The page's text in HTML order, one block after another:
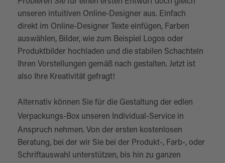
unseren intuitiven Online-Designer aus. Einfach
direkt im Online-Designer Texte einfügen, Farben
auswählen, Bilder, wie zum Beispiel Logos oder
Produktbilder hochladen und die stabilen Schachteln
Ihren Vorstellungen gemäß nach gestalten. Jetzt ist
also Ihre Kreativität gefragt!
Alternativ können Sie für die Gestaltung der edlen
Verpackungs-Box unseren
Individual-Service in
Anspruch nehmen. Von der ersten kostenlosen
Beratung, bei der wir Sie bei der Produkt-, Farb-, oder
Schriftauswahl unterstützen, bis hin zu ganzen